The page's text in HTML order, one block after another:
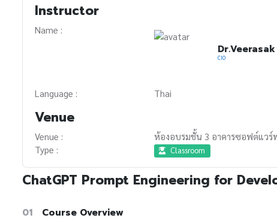
Instructor
Name :
CIO
Language : Thai
Venue
Venue :
ห้องอบรมชั้น 3 อาคารซอฟต์แวร์
Type :
Classroom
ChatGPT Prompt Engineering for
01 Course Overview